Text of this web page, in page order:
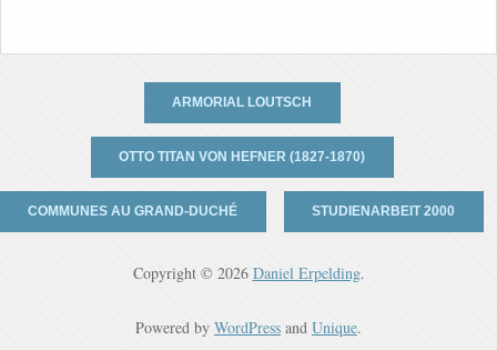
ARMORIAL LOUTSCH
OTTO TITAN VON HEFNER (1827-1870)
COMMUNES AU GRAND-DUCHÉ STUDIENARBEIT 2000
Copyright © 2026 Daniel Erpelding.
Powered by WordPress and Unique.